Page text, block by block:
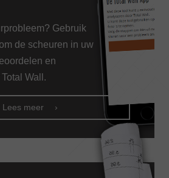
Gebruik
de scheuren in uw
en
Wall.
Lees meer